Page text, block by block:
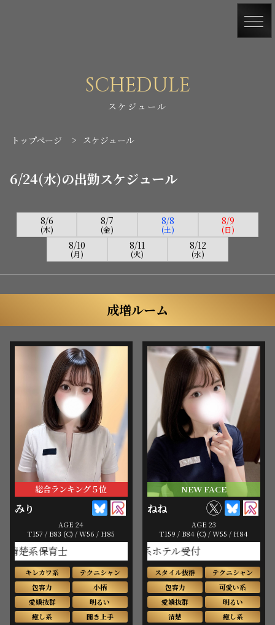
スケジュール
SCHEDULE
トップページ > スケジュール
6/24(水)の出勤スケジュール
8/6
(木)
8/7
(金)
8/8
(土)
8/9
(日)
8/10
(月)
8/11
(火)
8/12
(水)
成増ルーム
総合ランキング５位
みり
AGE 24
T157 / B83 (C) / W56 / H85
系保育士
キレカワ系
テクニシャン
包容力
小柄
愛嬌抜群
明るい
癒し系
聞き上手
NEW FACE
ねね
AGE 23
T159 / B84 (C) / W55 / H84
癒し系ホテル受付
スタイル抜群
テクニシャン
包容力
可愛い系
愛嬌抜群
明るい
清楚
癒し系